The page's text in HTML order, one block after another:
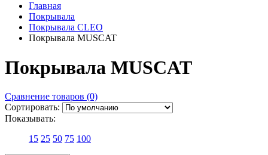
Главная
Покрывала
Покрывала CLEO
Покрывала MUSCAT
Покрывала MUSCAT
Сравнение товаров (0)
Сортировать:
Показывать:
15 25 50 75 100